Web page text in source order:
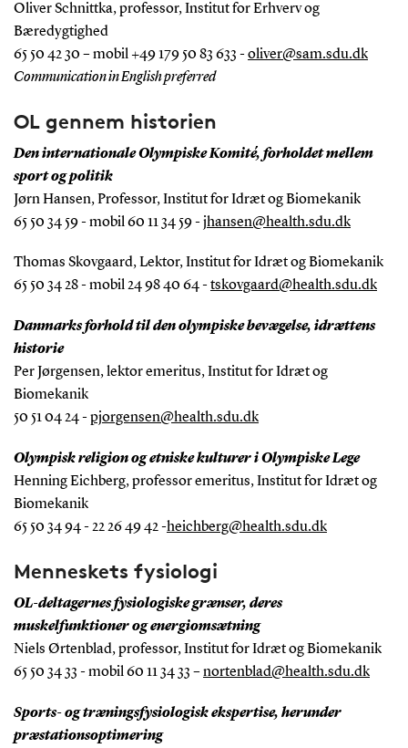
Oliver Schnittka, professor, Institut for Erhverv og
Bæredygtighed
65 50 42 30 – mobil +49 179 50 83 633 -oliver@sam.sdu.dk
Communication in English preferred
OL gennem historien
Den internationale Olympiske Komité, forholdet mellem
sport og politik
Jørn Hansen, Professor, Institut for Idræt og Biomekanik
65 50 34 59 - mobil 60 11 34 59 -jhansen@health.sdu.dk
Thomas Skovgaard, Lektor, Institut for Idræt og Biomekanik
65 50 34 28 - mobil 24 98 40 64 -tskovgaard@health.sdu.dk
Danmarks forhold til den olympiske bevægelse, idrættens
historie
Per Jørgensen, lektor emeritus, Institut for Idræt og
Biomekanik
50 51 04 24 -pjorgensen@health.sdu.dk
Olympisk religion og etniske kulturer i Olympiske Lege
Henning Eichberg, professor emeritus, Institut for Idræt og
Biomekanik
65 50 34 94 - 22 26 49 42 -heichberg@health.sdu.dk
Menneskets fysiologi
OL-deltagernes fysiologiske grænser, deres
muskelfunktioner og energiomsætning
Niels Ørtenblad, professor, Institut for Idræt og Biomekanik
65 50 34 33 - mobil 60 11 34 33 –nortenblad@health.sdu.dk
Sports- og træningsfysiologisk ekspertise, herunder
præstationsoptimering